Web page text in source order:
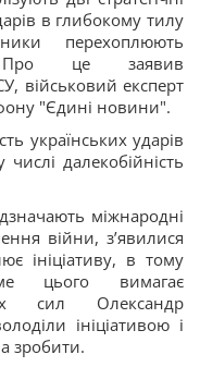
в глибокому тилу
перехоплюють
Про це заявив
військовий експерт
"Єдині новини".
українських ударів
числі далекобійність
міжнародні
війни, з’явилися
ініціативу, в тому
цього вимагає
сил Олександр
ініціативою і
зробити.